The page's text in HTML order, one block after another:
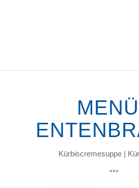
Kürbiscremesuppe |
***